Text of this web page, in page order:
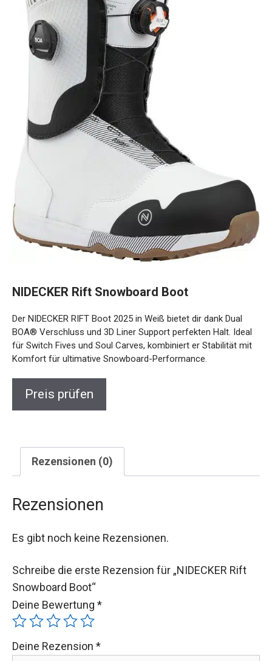
NIDECKER Rift Snowboard Boot
Der NIDECKER RIFT Boot 2025 in Weiß bietet dir dank Dual
BOA® Verschluss und 3D Liner Support perfekten Halt. Ideal
für Switch Fives und Soul Carves, kombiniert er Stabilität mit
Komfort für ultimative Snowboard-Performance.
Preis prüfen
Rezensionen (0)
Rezensionen
Es gibt noch keine Rezensionen.
Schreibe die erste Rezension für „NIDECKER Rift
Snowboard Boot“
Deine Bewertung *
Deine Rezension *